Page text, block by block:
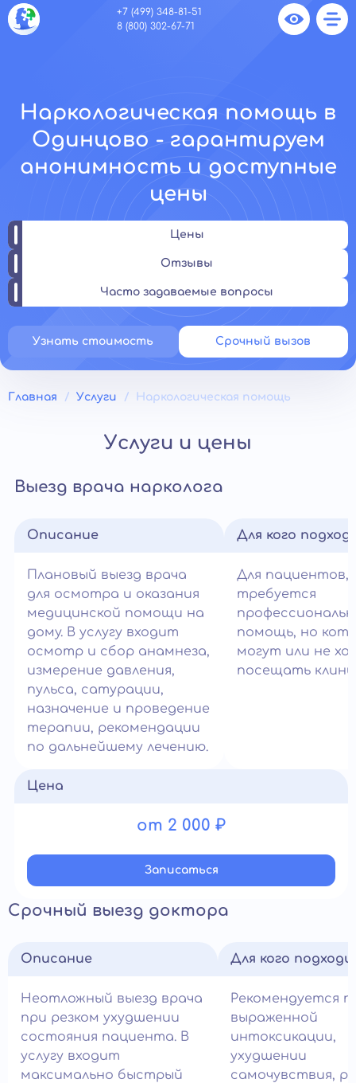
+7 (499) 348-81-51
8 (800) 302-67-71
Наркологическая помощь в
Одинцово - гарантируем
анонимность и доступные
цены
Цены
Отзывы
Часто задаваемые вопросы
Узнать стоимость Срочный вызов
Главная Услуги Наркологическая помощь
Услуги и цены
Выезд врача нарколога
Описание
Плановый выезд врача
для осмотра и оказания
медицинской помощи на
дому. В услугу входит
осмотр и сбор анамнеза,
измерение давления,
пульса, сатурации,
назначение и проведение
терапии, рекомендации
по дальнейшему лечению.
Для кого
Для пациентов,
требуется
помощь, но
могут или не
посещать
Цена
от 2 000 ₽
Записатьcя
Срочный выезд доктора
Описание
Неотложный выезд врача
при резком ухудшении
состояния пациента. В
услугу входит
максимально быстрый
Для кого
Рекомендуется
выраженной
интоксикации,
ухудшении
самочувствия,